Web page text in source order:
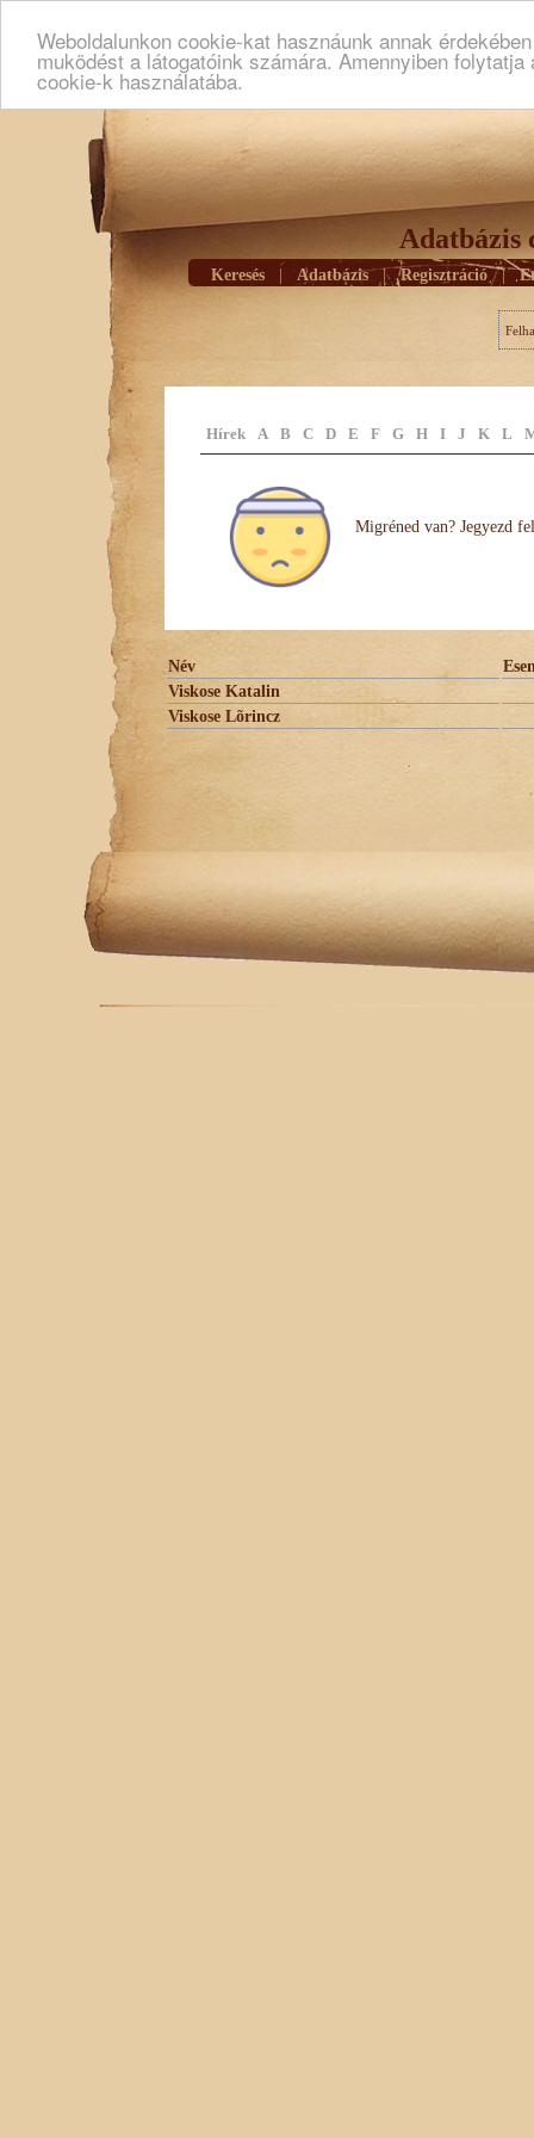
Weboldalunkon cookie-kat hasznáunk annak
muködést a látogatóink számára. Amennyiben
cookie-k használatába.
Adatbázis
Keresés Adatbázis | Regisztráció |
Hírek A B C D E F G H I J K L
Migréned van? Jegyezd
Név
Viskose Katalin
Viskose Lõrincz